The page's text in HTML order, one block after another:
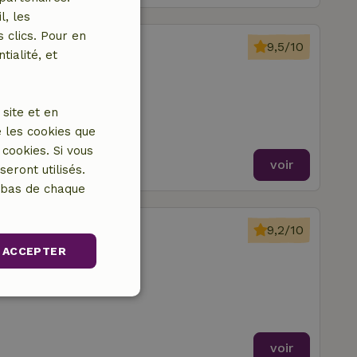
9,5/10
voir
9,2/10
à coucher
voir
les
clics. Pour en
et
site et en
les cookies que
Si vous
utilisés.
de chaque
ACCEPTER